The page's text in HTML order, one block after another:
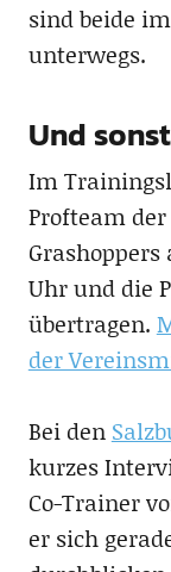
sind beide
unterwegs.
Und
Im
Profteam
Uhr und die
übertragen.
der
Bei den
kurzes
Co-Trainer
er sich